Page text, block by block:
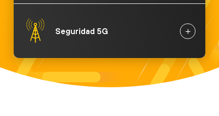
Seguridad 5G